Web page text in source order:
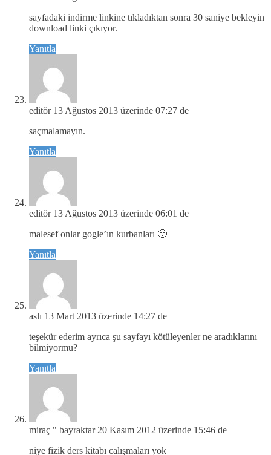
sayfadaki indirme linkine tıkladıktan sonra 30 saniye bekleyin
download linki çıkıyor.
Yanıtla
editör 13 Ağustos 2013 üzerinde 07:27 de
saçmalamayın.
Yanıtla
editör 13 Ağustos 2013 üzerinde 06:01 de
malesef onlar gogle’ın kurbanları 🙂
Yanıtla
aslı 13 Mart 2013 üzerinde 14:27 de
teşekür ederim ayrıca şu sayfayı kötüleyenler ne aradıklarını
bilmiyormu?
Yanıtla
miraç " bayraktar 20 Kasım 2012 üzerinde 15:46 de
niye fizik ders kitabı calışmaları yok